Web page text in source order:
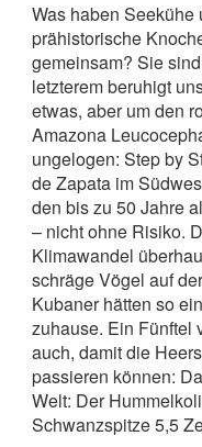
Was haben Seekühe
prähistorische
gemeinsam? Sie
letzterem beruhigt
etwas, aber um den
Amazona
ungelogen: Step by
de Zapata im
den bis zu 50 Jahre
– nicht ohne Risiko.
Klimawandel
schräge Vögel auf
Kubaner hätten so
zuhause. Ein Fünftel
auch, damit die
passieren können:
Welt: Der
Schwanzspitze 5,5